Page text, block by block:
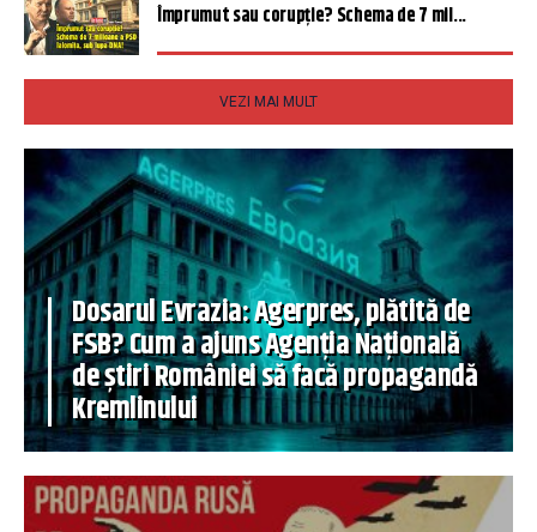
Împrumut sau corupție? Schema de 7 mil...
VEZI MAI MULT
Dosarul Evrazia: Agerpres, plătită de
FSB? Cum a ajuns Agenția Națională
de știri României să facă propagandă
Kremlinului